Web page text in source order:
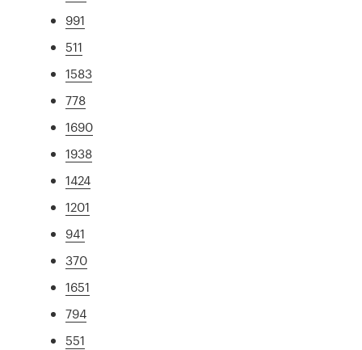
991
511
1583
778
1690
1938
1424
1201
941
370
1651
794
551